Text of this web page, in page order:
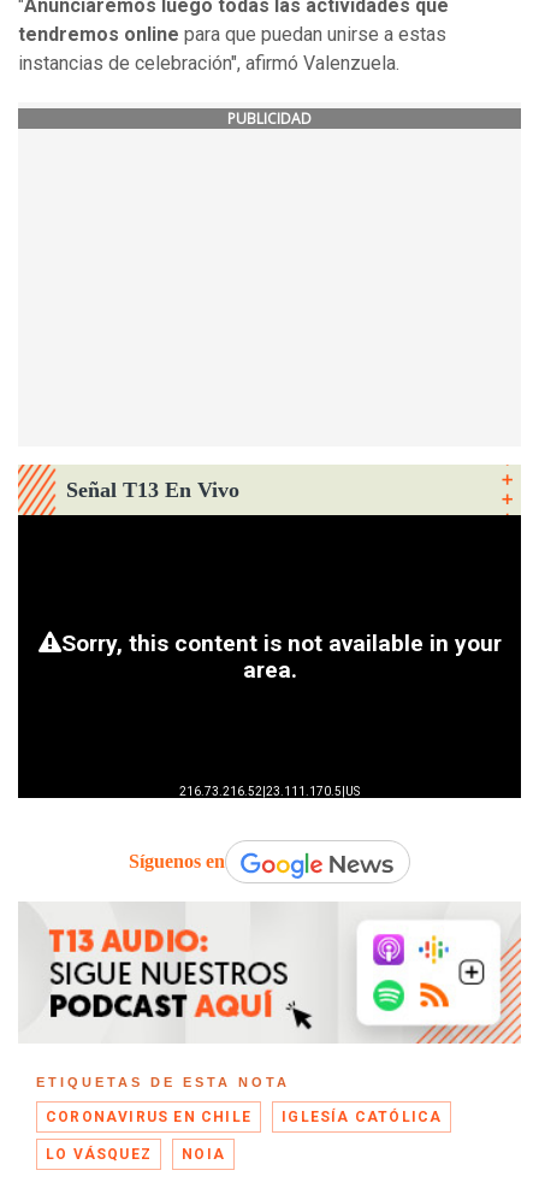
"Anunciaremos luego todas las actividades que
tendremos online para que puedan unirse a estas
instancias de celebración", afirmó Valenzuela.
PUBLICIDAD
Señal T13 En Vivo
Síguenos en
ETIQUETAS DE ESTA NOTA
CORONAVIRUS EN CHILE IGLESÍA CATÓLICA
LO VÁSQUEZ NOIA